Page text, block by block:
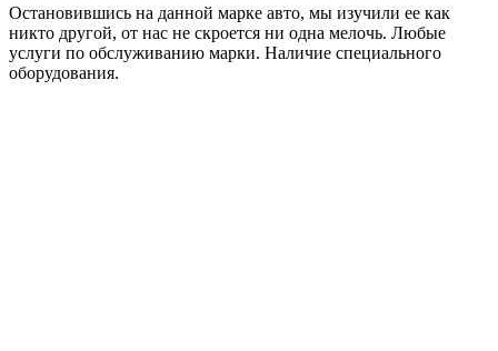
Остановившись на данной марке авто, мы изучили ее как
никто другой, от нас не скроется ни одна мелочь. Любые
услуги по обслуживанию марки. Наличие специального
оборудования.